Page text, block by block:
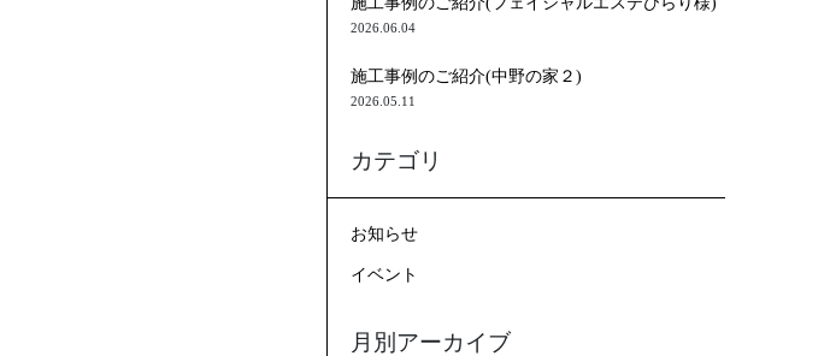
2026.06.04
施工事例のご紹介(中野の家２)
2026.05.11
カテゴリ
お知らせ
イベント
月別アーカイブ